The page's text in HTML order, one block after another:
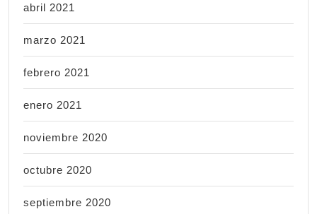
abril 2021
marzo 2021
febrero 2021
enero 2021
noviembre 2020
octubre 2020
septiembre 2020